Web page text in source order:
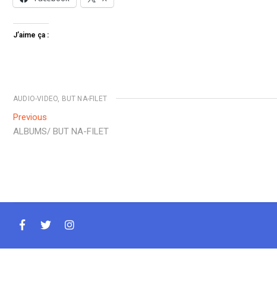
J’aime ça :
AUDIO-VIDEO BUT NA-FILET
Navigation
de
Previous
post:
ALBUMS/ BUT NA-FILET
facebook
twitterinstagram